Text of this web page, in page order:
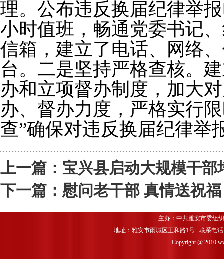
理。公布违反换届纪律举
小时值班，畅通党委书记
信箱，建立了电话、网络
台。二是坚持严格查核。
办和立项督办制度，加大
办、督办力度，严格实行
查”确保对违反换届纪律举
上一篇： 宝兴县启动大规模干部
下一篇： 慰问老干部 真情送祝福
主办：中共雅安市委组
地址：雅安市雨城区正和路1号 联系电
Copyright @ 2010